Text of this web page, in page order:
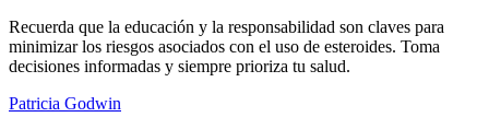
Recuerda que la educación y la responsabilidad son claves para
minimizar los riesgos asociados con el uso de esteroides. Toma
decisiones informadas y siempre prioriza tu salud.
Patricia Godwin